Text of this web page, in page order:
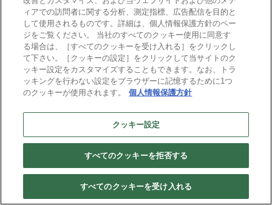
Business b-ridgeとは
機能
料金・導入の流れ
ご利用シーン
導入事例
ニュース
セミナー/イベント
Business b-ridge利用規約およびSLA
稼働率実績
ィアでの訪問者に関する分析、測定指標、広告配信を目的と
して使用されるものです。詳細は、個人情報保護方針のペー
ジをご覧ください。 当社のすべてのクッキー使用に同意す
る場合は、［すべてのクッキーを受け入れる］をクリックし
て下さい。［クッキーの設定］をクリックして当サイトのク
ッキー設定をカスタマイズすることもできます。なお、トラ
ッキングを行わない設定をブラウザーに記憶するために1つ
のクッキーが使用されます。
個人情報保護方針
クッキー設定
すべてのクッキーを拒否する
すべてのクッキーを受け入れる